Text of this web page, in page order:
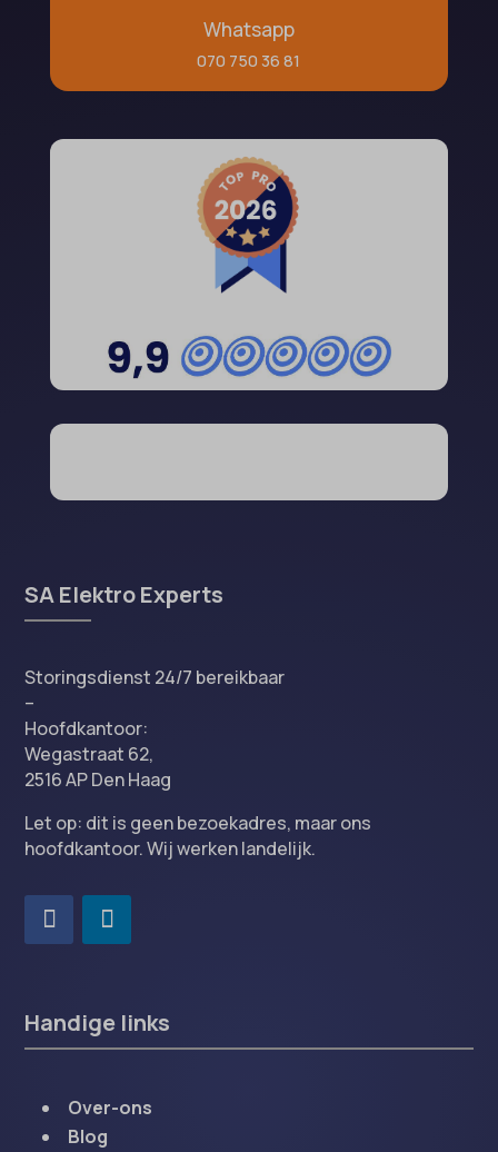
Whatsapp
070 750 36 81
SA Elektro Experts
Storingsdienst 24/7 bereikbaar
–
Hoofdkantoor:
Wegastraat 62,
2516 AP Den Haag
Let op: dit is geen bezoekadres, maar ons
hoofdkantoor. Wij werken landelijk.
Handige links
Over-ons
Blog